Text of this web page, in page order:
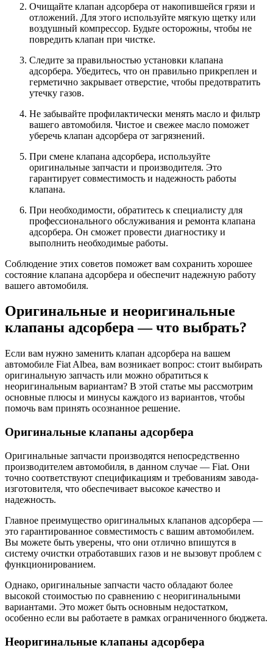
Очищайте клапан адсорбера от накопившейся грязи и
отложений. Для этого используйте мягкую щетку или
воздушный компрессор. Будьте осторожны, чтобы не
повредить клапан при чистке.
Следите за правильностью установки клапана
адсорбера. Убедитесь, что он правильно прикреплен и
герметично закрывает отверстие, чтобы предотвратить
утечку газов.
Не забывайте профилактически менять масло и фильтр
вашего автомобиля. Чистое и свежее масло поможет
уберечь клапан адсорбера от загрязнений.
При смене клапана адсорбера, используйте
оригинальные запчасти и производителя. Это
гарантирует совместимость и надежность работы
клапана.
При необходимости, обратитесь к специалисту для
профессионального обслуживания и ремонта клапана
адсорбера. Он сможет провести диагностику и
выполнить необходимые работы.
Соблюдение этих советов поможет вам сохранить хорошее
состояние клапана адсорбера и обеспечит надежную работу
вашего автомобиля.
Оригинальные и неоригинальные
клапаны адсорбера — что выбрать?
Если вам нужно заменить клапан адсорбера на вашем
автомобиле Fiat Albea, вам возникает вопрос: стоит выбирать
оригинальную запчасть или можно обратиться к
неоригинальным вариантам? В этой статье мы рассмотрим
основные плюсы и минусы каждого из вариантов, чтобы
помочь вам принять осознанное решение.
Оригинальные клапаны адсорбера
Оригинальные запчасти производятся непосредственно
производителем автомобиля, в данном случае — Fiat. Они
точно соответствуют спецификациям и требованиям завода-
изготовителя, что обеспечивает высокое качество и
надежность.
Главное преимущество оригинальных клапанов адсорбера —
это гарантированное совместимость с вашим автомобилем.
Вы можете быть уверены, что они отлично впишутся в
систему очистки отработавших газов и не вызовут проблем с
функционированием.
Однако, оригинальные запчасти часто обладают более
высокой стоимостью по сравнению с неоригинальными
вариантами. Это может быть основным недостатком,
особенно если вы работаете в рамках ограниченного бюджета.
Неоригинальные клапаны адсорбера